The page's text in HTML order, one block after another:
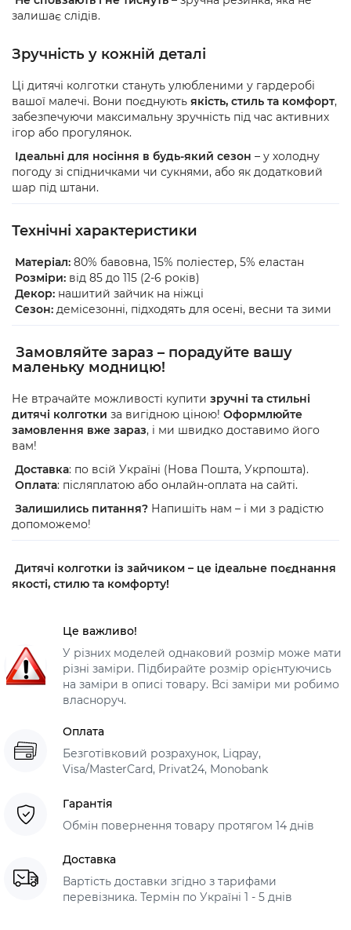
залишає слідів.
Зручність у кожній деталі
Ці дитячі колготки стануть улюбленими у гардеробі
вашої малечі. Вони поєднують якість, стиль та комфорт,
забезпечуючи максимальну зручність під час активних
ігор або прогулянок.
Ідеальні для носіння в будь-який сезон – у холодну
погоду зі спідничками чи сукнями, або як додатковий
шар під штани.
Технічні характеристики
Матеріал: 80% бавовна, 15% поліестер, 5% еластан
Розміри: від 85 до 115 (2-6 років)
Декор: нашитий зайчик на ніжці
Сезон: демісезонні, підходять для осені, весни та зими
Замовляйте зараз – порадуйте вашу
маленьку модницю!
Не втрачайте можливості купити зручні та стильні
дитячі колготки за вигідною ціною! Оформлюйте
замовлення вже зараз, і ми швидко доставимо його
вам!
Доставка: по всій Україні (Нова Пошта, Укрпошта).
Оплата: післяплатою або онлайн-оплата на сайті.
Залишились питання? Напишіть нам – і ми з радістю
допоможемо!
Дитячі колготки із зайчиком – це ідеальне поєднання
якості, стилю та комфорту!
Це важливо!
У різних моделей однаковий розмір може мати
різні заміри. Підбирайте розмір орієнтуючись
на заміри в описі товару. Всі заміри ми робимо
власноруч.
Оплата
Безготівковий розрахунок, Liqpay,
Visa/MasterCard, Privat24, Monobank
Гарантія
Обмін повернення товару протягом 14 днів
Доставка
Вартість доставки згідно з тарифами
перевізника. Термін по Україні 1 - 5 днів